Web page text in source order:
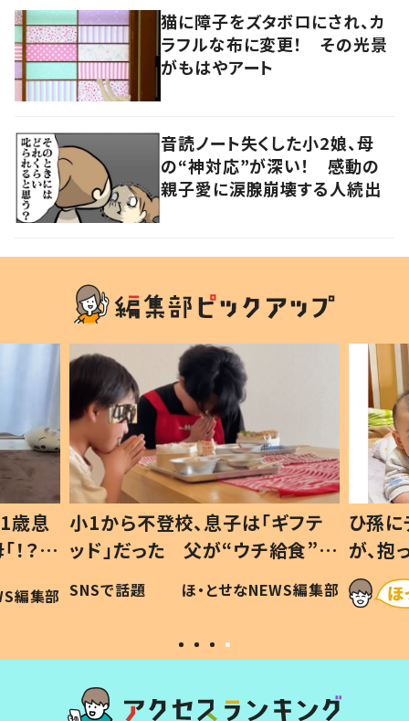
猫に障子をズタボロにされ、カ
ラフルな布に変更！ その光景
がもはやアート
音読ノート失くした小2娘、母
の“神対応”が深い！ 感動の
親子愛に涙腺崩壊する人続出
フテ
食”を
編集部
ひ孫にデレデレな80歳じいじ
が、抱っこすると…ひ孫の反応に
「涙が出ました」「可愛くて仕方な
い」
ほ・とせなNEWS編集部